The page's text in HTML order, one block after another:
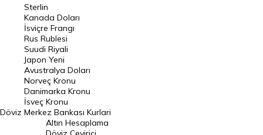
Frank Kuru
Riyal Kuru
Avustralya Doları
Danimarka Kronu Kuru
Kanada Doları Kuru
Norveç Kronu Kuru
İsveç Kronu Kuru
Döviz
Sterlin
Kanada Doları
İsviçre Frangı
Rus Rublesi
Suudi Riyali
Japon Yeni
Avustralya Doları
Norveç Kronu
Danimarka Kronu
İsveç Kronu
Merkez Bankası Kurlari
Altın Hesaplama